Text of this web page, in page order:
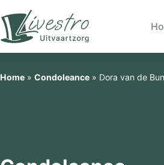
Home» Condoleance» Dora van de